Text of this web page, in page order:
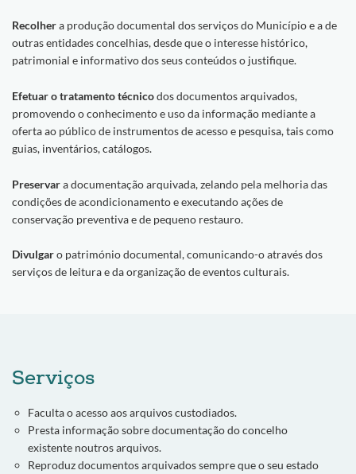
Recolhera produção documental dos serviços do Município e a de
outras entidades concelhias, desde que o interesse histórico,
patrimonial e informativo dos seus conteúdos o justifique.
Efetuar o tratamento técnicodos documentos arquivados,
promovendo o conhecimento e uso da informação mediante a
oferta ao público de instrumentos de acesso e pesquisa, tais como
guias, inventários, catálogos.
Preservara documentação arquivada, zelando pela melhoria das
condições de acondicionamento e executando ações de
conservação preventiva e de pequeno restauro.
Divulgaro património documental, comunicando-o através dos
serviços de leitura e da organização de eventos culturais.
Serviços
Faculta o acesso aos arquivos custodiados.
Presta informação sobre documentação do concelho
existente noutros arquivos.
Reproduz documentos arquivados sempre que o seu estado